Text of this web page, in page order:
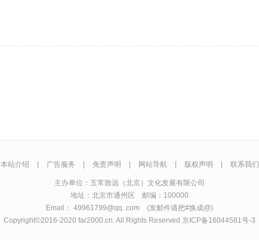
本站介绍 广告服务 免责声明 网站导航 版权声明 联系我们
主办单位：五常致远（北京）文化发展有限公司
地址：北京市通州区 邮编：100000
Email： 49961799@qq..com (发邮件请把#换成@)
Copyright©2016-2020 far2000.cn. All Rights Reserved 京ICP备16044581号-3